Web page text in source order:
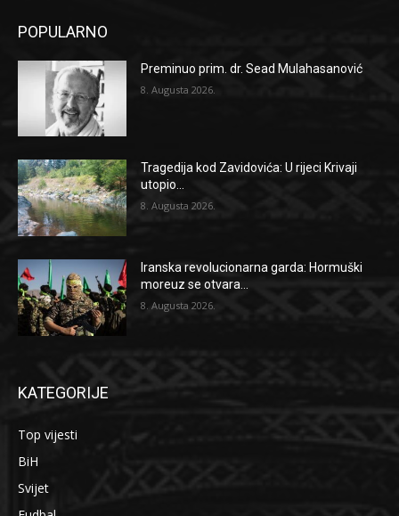
POPULARNO
Preminuo prim. dr. Sead Mulahasanović
8. Augusta 2026.
Tragedija kod Zavidovića: U rijeci Krivaji
utopio...
8. Augusta 2026.
Iranska revolucionarna garda: Hormuški
moreuz se otvara...
8. Augusta 2026.
KATEGORIJE
Top vijesti
BiH
Svijet